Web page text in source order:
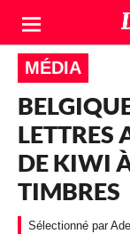
MÉDIA
LETTRES
DE KIWI
TIMBRES